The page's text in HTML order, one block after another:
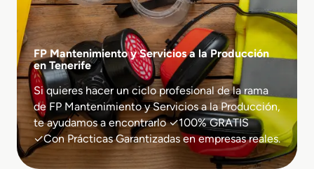
FP Mantenimiento y Servicios a la Producción
en Tenerife
Si quieres hacer un ciclo profesional de la rama
de FP Mantenimiento y Servicios a la Producción,
te ayudamos a encontrarlo ✓100% GRATIS
✓Con Prácticas Garantizadas en empresas reales.